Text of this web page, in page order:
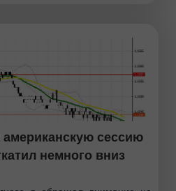
американскую сессию
немного вниз